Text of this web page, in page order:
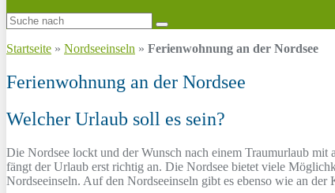
Startseite » Nordseeinseln » Ferienwohnung an der Nordsee
Ferienwohnung an der Nordsee
Welcher Urlaub soll es sein?
Die Nordsee lockt und der Wunsch nach einem Traumurlaub
fängt der Urlaub erst richtig an. Die Nordsee bietet viele
Nordseeinseln. Auf den Nordseeinseln gibt es ebenso wie an